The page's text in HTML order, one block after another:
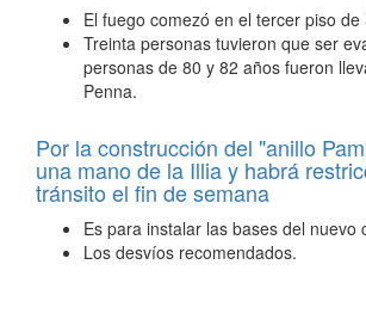
El fuego comezó en el tercer piso de
Treinta personas tuvieron que ser
personas de 80 y 82 años fueron
Penna.
Por la construcción del "anillo
una mano de la Illia y habrá
tránsito el fin de semana
Es para instalar las bases del nuevo
Los desvíos recomendados.